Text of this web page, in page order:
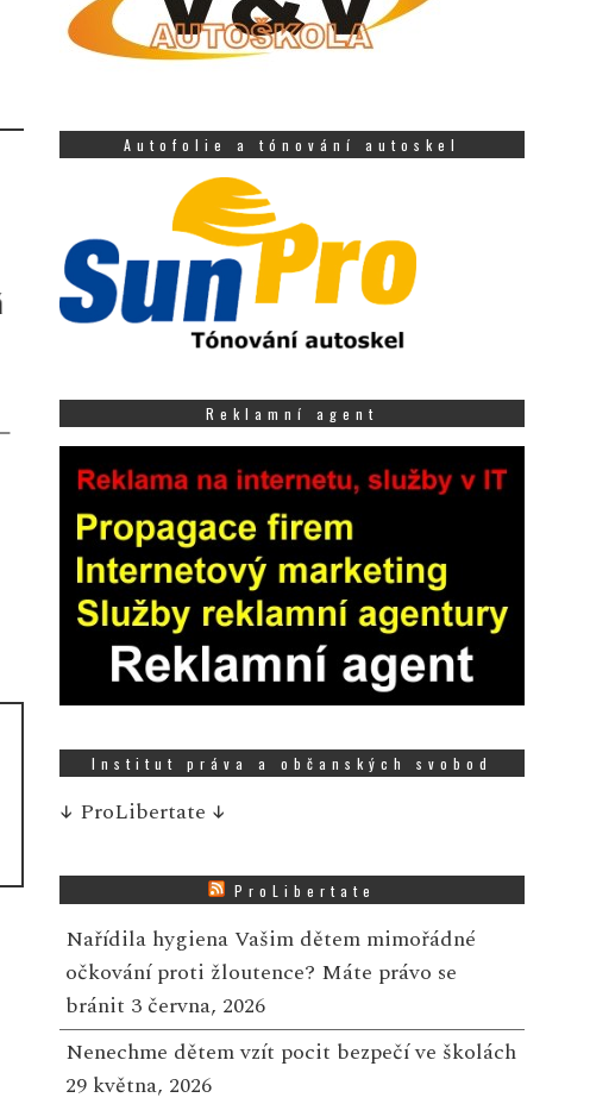
Zlatý žeton přinesl radost,
zákazníci Tesco rozdělili
450 000 Kč na podporu dětí
V sobotu 9. srpna se ve
vybraných prodejnách Tesco
po celé České republice
uskutečnila speciální událost
grantového prog...Více
Za zajímavé
diplomky čeká na
60 tisíc Kč
Shrnutí: ročník soutěže
Atlas Copco Services
hledá zajímavé
Autofolie a tónování autoskel
Reklamní agent
Institut práva a občanských svobod
↓ ProLibertate ↓
ProLibertate
Nařídila hygiena Vašim dětem mimořádné
očkování proti žloutence? Máte právo se
bránit 3 června, 2026
Nenechme dětem vzít pocit bezpečí ve školách
29 května, 2026